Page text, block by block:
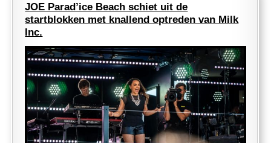
JOE Parad’ice Beach schiet uit de
startblokken met knallend optreden van Milk
Inc.